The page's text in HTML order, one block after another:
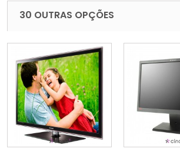
30 OUTRAS OPÇÕES